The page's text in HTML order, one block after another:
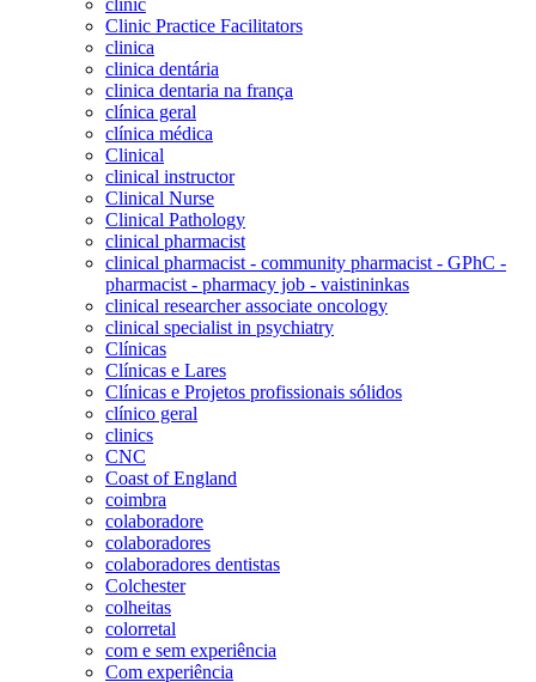
Clinic Practice Facilitators
clinica
clinica dentária
clinica dentaria na frança
clínica geral
clínica médica
Clinical
clinical instructor
Clinical Nurse
Clinical Pathology
clinical pharmacist
clinical pharmacist - community pharmacist - GPhC -
pharmacist - pharmacy job - vaistininkas
clinical researcher associate oncology
clinical specialist in psychiatry
Clínicas
Clínicas e Lares
Clínicas e Projetos profissionais sólidos
clínico geral
clinics
CNC
Coast of England
coimbra
colaboradore
colaboradores
colaboradores dentistas
Colchester
colheitas
colorretal
com e sem experiência
Com experiência